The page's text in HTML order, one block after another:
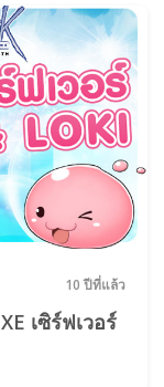
10 ปีที่แล้ว
เซิร์ฟเวอร์